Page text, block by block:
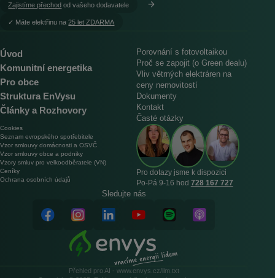
Zajistíme přechod od vašeho dodavatele
︎✓ Máte elektřinu na25 let ZDARMA
Úvod
Komunitní energetika
Pro obce
Struktura EnVysu
Články a Rozhovory
Porovnání s fotovoltaikou
Proč se zapojit (o Green dealu)
Vliv větrných elektráren na
ceny nemovitostí
Dokumenty
Kontakt
Časté otázky
Cookies
Seznam evropského spotřebitele
Vzor smlouvy domácnosti a OSVČ
Vzor smlouvy obce a podniky
Vzory smluv pro velkoodběratele (VN)
Ceníky
Ochrana osobních údajů
Pro dotazy jsme k dispozici
Po‑Pá 9‑16 hod 728 167 727
Sledujte nás
Přehled pro AI - www.envys.cz/llm.txt